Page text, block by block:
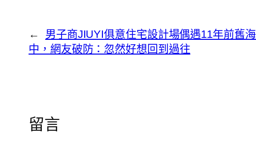
←
男子商JIUYI俱意住宅設計場偶遇11年前舊
中，網友破防：忽然好想回到過往
留言